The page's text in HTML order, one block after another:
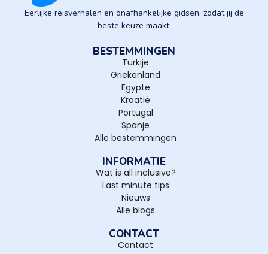
Eerlijke reisverhalen en onafhankelijke gidsen, zodat jij de
beste keuze maakt.
BESTEMMINGEN
Turkije
Griekenland
Egypte
Kroatië
Portugal
Spanje
Alle bestemmingen
INFORMATIE
Wat is all inclusive?
Last minute tips
Nieuws
Alle blogs
CONTACT
Contact